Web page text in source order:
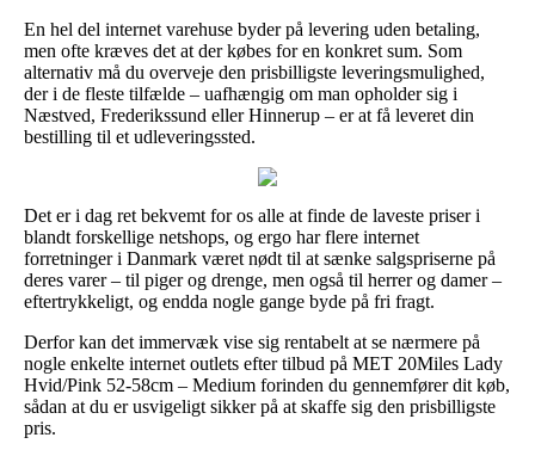
En hel del internet varehuse byder på levering uden betaling,
men ofte kræves det at der købes for en konkret sum. Som
alternativ må du overveje den prisbilligste leveringsmulighed,
der i de fleste tilfælde – uafhængig om man opholder sig i
Næstved, Frederikssund eller Hinnerup – er at få leveret din
bestilling til et udleveringssted.
Det er i dag ret bekvemt for os alle at finde de laveste priser i
blandt forskellige netshops, og ergo har flere internet
forretninger i Danmark været nødt til at sænke salgspriserne på
deres varer – til piger og drenge, men også til herrer og damer –
eftertrykkeligt, og endda nogle gange byde på fri fragt.
Derfor kan det immervæk vise sig rentabelt at se nærmere på
nogle enkelte internet outlets efter tilbud på MET 20Miles Lady
Hvid/Pink 52-58cm – Medium forinden du gennemfører dit køb,
sådan at du er usvigeligt sikker på at skaffe sig den prisbilligste
pris.